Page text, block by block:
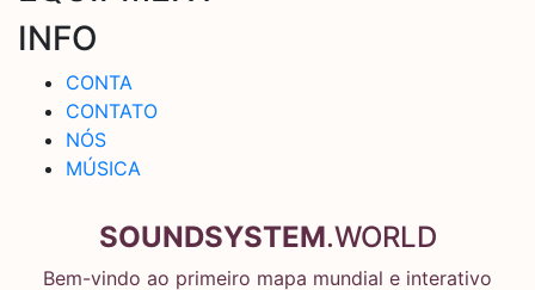
INFO
CONTA
CONTATO
NÓS
MÚSICA
SOUNDSYSTEM.WORLD
Bem-vindo ao primeiro mapa mundial e interativo